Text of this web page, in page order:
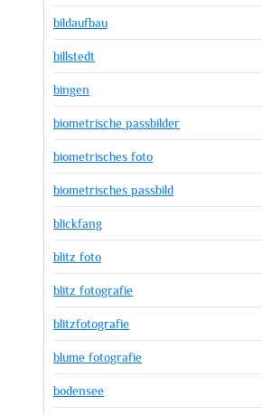
bildaufbau
billstedt
bingen
biometrische passbilder
biometrisches foto
biometrisches passbild
blickfang
blitz foto
blitz fotografie
blitzfotografie
blume fotografie
bodensee